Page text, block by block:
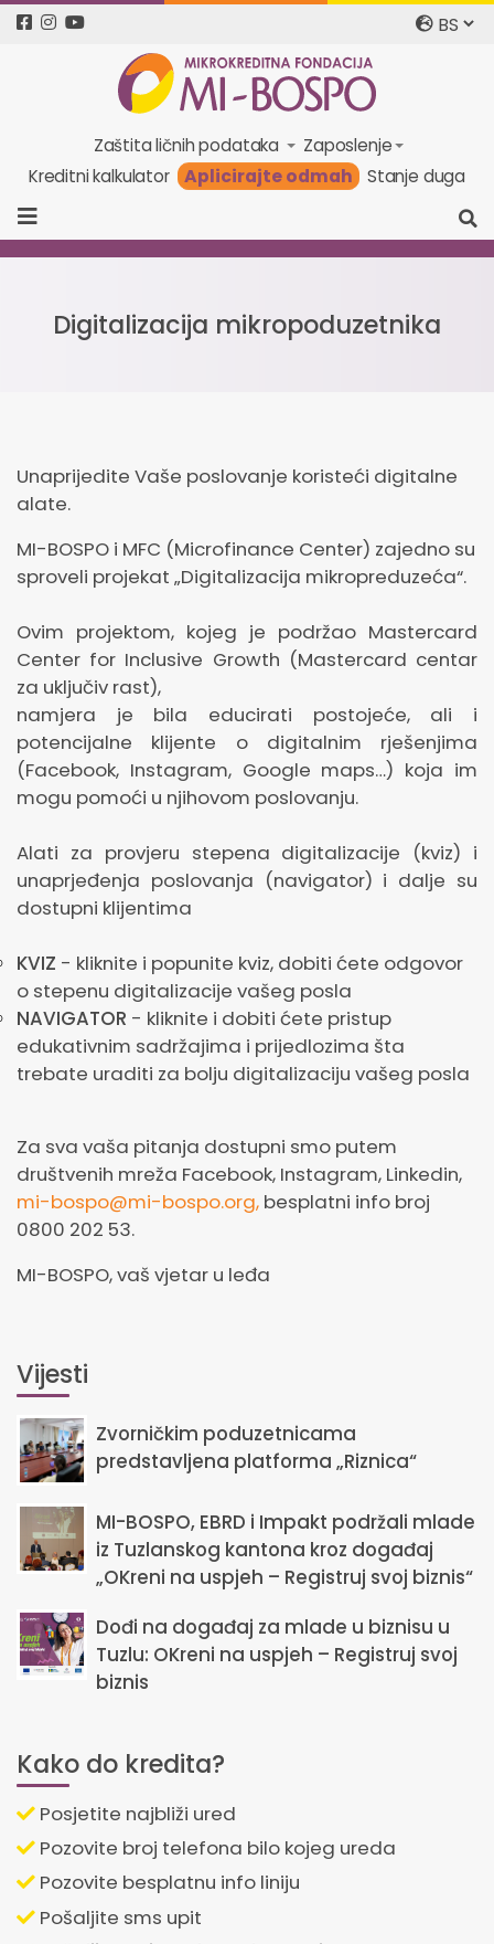
Zaštita ličnih podataka
Zaposlenje
Kreditni kalkulator
Aplicirajte odmah Stanje duga
Digitalizacija mikropoduzetnika
Unaprijedite Vaše poslovanje koristeći digitalne
alate.
MI-BOSPO i MFC (Microfinance Center) zajedno su
sproveli projekat „Digitalizacija mikropreduzeća“.
Ovim projektom, kojeg je podržao Mastercard
Center for Inclusive Growth (Mastercard centar
za uključiv rast),
namjera je bila educirati postojeće, ali i
potencijalne klijente o digitalnim rješenjima
(Facebook, Instagram, Google maps…) koja im
mogu pomoći u njihovom poslovanju.
Alati za provjeru stepena digitalizacije (kviz) i
unaprjeđenja poslovanja (navigator) i dalje su
dostupni klijentima
KVIZ - kliknite i popunite kviz, dobiti ćete odgovor
o stepenu digitalizacije vašeg posla
NAVIGATOR - kliknite i dobiti ćete pristup
edukativnim sadržajima i prijedlozima šta
trebate uraditi za bolju digitalizaciju vašeg posla
Za sva vaša pitanja dostupni smo putem
društvenih mreža Facebook, Instagram, Linkedin,
mi-bospo@mi-bospo.org, besplatni info broj
0800 202 53.
MI-BOSPO, vaš vjetar u leđa
Vijesti
Zvorničkim poduzetnicama
predstavljena platforma „Riznica“
MI-BOSPO, EBRD i Impakt podržali mlade
iz Tuzlanskog kantona kroz događaj
„OKreni na uspjeh – Registruj svoj biznis“
Dođi na događaj za mlade u biznisu u
Tuzlu: OKreni na uspjeh – Registruj svoj
biznis
Kako do kredita?
Posjetite najbliži ured
Pozovite broj telefona bilo kojeg ureda
Pozovite besplatnu info liniju
Pošaljite sms upit